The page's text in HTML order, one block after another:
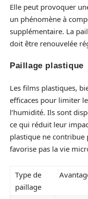
Elle peut provoquer
un phénomène à
supplémentaire. La
doit être renouvelée
Paillage plastique
Les films plastiques,
efficaces pour limiter
l’humidité. Ils sont
ce qui réduit leur
plastique ne contribue
favorise pas la vie
Type de
paillage